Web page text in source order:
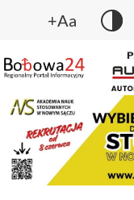
+Aa